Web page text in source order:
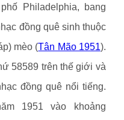
Philadelphia, bang
đồng quê sinh thuộc
mèo (Tân Mão 1951).
58589 trên thế giới và
đồng quê nổi tiếng.
1951 vào khoảng